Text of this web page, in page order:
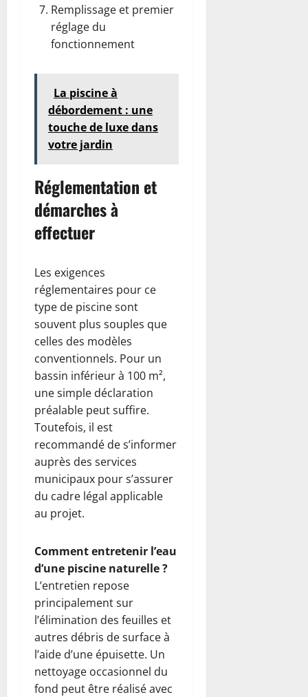
Remplissage et premier
réglage du
fonctionnement
La piscine à
débordement : une
touche de luxe dans
votre jardin
Réglementation et
démarches à
effectuer
Les exigences
réglementaires pour ce
type de piscine sont
souvent plus souples que
celles des modèles
conventionnels. Pour un
bassin inférieur à 100 m²,
une simple déclaration
préalable peut suffire.
Toutefois, il est
recommandé de s’informer
auprès des services
municipaux pour s’assurer
du cadre légal applicable
au projet.
Comment entretenir l’eau
d’une piscine naturelle ?
L’entretien repose
principalement sur
l’élimination des feuilles et
autres débris de surface à
l’aide d’une épuisette. Un
nettoyage occasionnel du
fond peut être réalisé avec